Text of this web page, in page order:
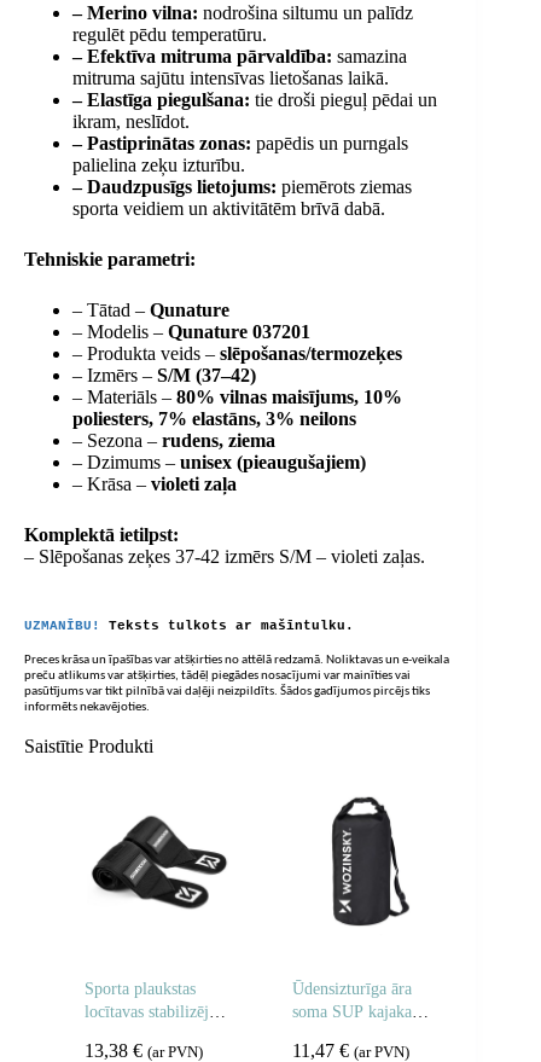
– Merino vilna: nodrošina siltumu un palīdz
regulēt pēdu temperatūru.
– Efektīva mitruma pārvaldība: samazina
mitruma sajūtu intensīvas lietošanas laikā.
– Elastīga piegulšana: tie droši pieguļ pēdai un
ikram, neslīdot.
– Pastiprinātas zonas: papēdis un purngals
palielina zeķu izturību.
– Daudzpusīgs lietojums: piemērots ziemas
sporta veidiem un aktivitātēm brīvā dabā.
Tehniskie parametri:
– Tātad – Qunature
– Modelis – Qunature 037201
– Produkta veids – slēpošanas/termozeķes
– Izmērs – S/M (37–42)
– Materiāls – 80% vilnas maisījums, 10%
poliesters, 7% elastāns, 3% neilons
– Sezona – rudens, ziema
– Dzimums – unisex (pieaugušajiem)
– Krāsa – violeti zaļa
Komplektā ietilpst:
– Slēpošanas zeķes 37-42 izmērs S/M – violeti zaļas.
UZMANĪBU! Teksts tulkots ar mašīntulku.
Preces krāsa un īpašības var atšķirties no attēlā redzamā. Noliktavas un e-veikala
preču atlikums var atšķirties, tādēļ piegādes nosacījumi var mainīties vai
pasūtījums var tikt pilnībā vai daļēji neizpildīts. Šādos gadījumos pircējs tiks
informēts nekavējoties.
Saistītie Produkti
Sporta plaukstas
locītavas stabilizējošā
13,38 € (ar PVN)
Ūdensizturīga āra
soma SUP kajakam
11,47€ (ar PVN)